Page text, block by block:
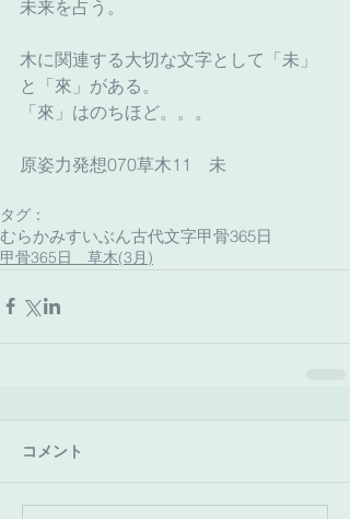
未来を占う。
木に関連する大切な文字として「未」
と「來」がある。
「來」はのちほど。。。
原姿力発想070草木11　未
タグ：
むらかみすいぶん古代文字甲骨365日
甲骨365日 草木(3月)
コメント